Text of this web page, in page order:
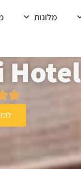
מלונות
Hotel
